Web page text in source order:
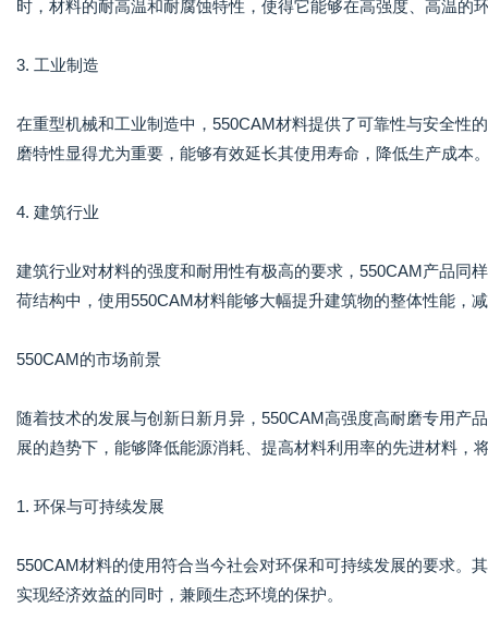
时，材料的耐高温和耐腐蚀特性，使得它能够在高强度、高温的
3. 工业制造
在重型机械和工业制造中，550CAM材料提供了可靠性与安全性
磨特性显得尤为重要，能够有效延长其使用寿命，降低生产成本
4. 建筑行业
建筑行业对材料的强度和耐用性有极高的要求，550CAM产品同
荷结构中，使用550CAM材料能够大幅提升建筑物的整体性能，
550CAM的市场前景
随着技术的发展与创新日新月异，550CAM高强度高耐磨专用产
展的趋势下，能够降低能源消耗、提高材料利用率的先进材料，
1. 环保与可持续发展
550CAM材料的使用符合当今社会对环保和可持续发展的要求。
实现经济效益的同时，兼顾生态环境的保护。